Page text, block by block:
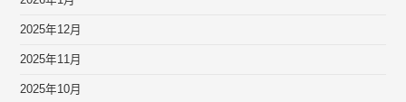
2025年12月
2025年11月
2025年10月